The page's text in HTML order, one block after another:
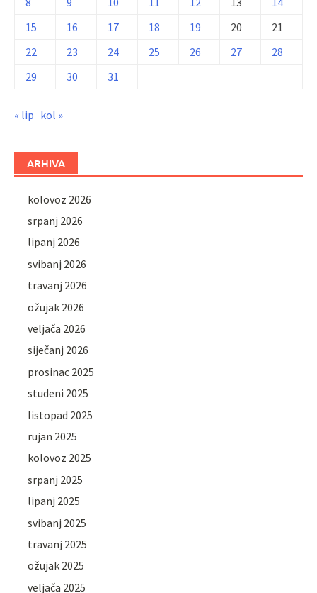
15
16 17 18 19 20
21
22
23 24 25 26 27
28
29
30 31
« lip kol »
ARHIVA
kolovoz 2026
srpanj 2026
lipanj 2026
svibanj 2026
travanj 2026
ožujak 2026
veljača 2026
siječanj 2026
prosinac 2025
studeni 2025
listopad 2025
rujan 2025
kolovoz 2025
srpanj 2025
lipanj 2025
svibanj 2025
travanj 2025
ožujak 2025
veljača 2025